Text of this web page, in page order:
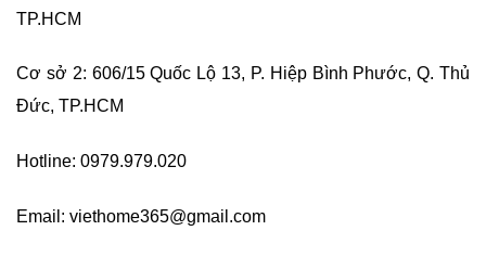
TP.HCM
Cơ sở 2: 606/15 Quốc Lộ 13, P. Hiệp Bình Phước, Q. Thủ
Đức, TP.HCM
Hotline: 0979.979.020
Email: viethome365@gmail.com